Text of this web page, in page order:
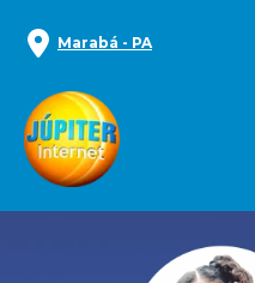
Marabá - PA